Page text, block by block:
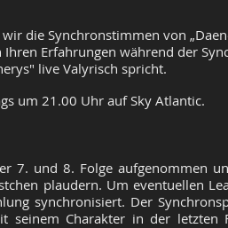
die Synchronstimmen von
Ihren Erfahrungen während der
live Valyrisch spricht.
um 21.00 Uhr auf Sky Atlantic.
7. und 8. Folge aufgenommen
plaudern. Um eventuellen
synchronisiert. Der
seinem Charakter in der letzten